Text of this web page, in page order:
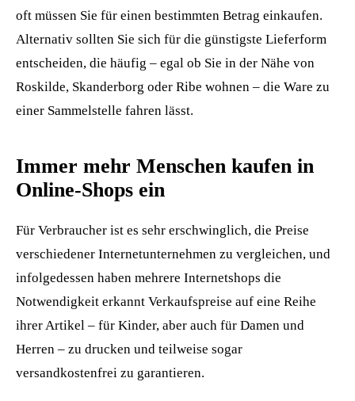
oft müssen Sie für einen bestimmten Betrag einkaufen.
Alternativ sollten Sie sich für die günstigste Lieferform
entscheiden, die häufig – egal ob Sie in der Nähe von
Roskilde, Skanderborg oder Ribe wohnen – die Ware zu
einer Sammelstelle fahren lässt.
Immer mehr Menschen kaufen in
Online-Shops ein
Für Verbraucher ist es sehr erschwinglich, die Preise
verschiedener Internetunternehmen zu vergleichen, und
infolgedessen haben mehrere Internetshops die
Notwendigkeit erkannt Verkaufspreise auf eine Reihe
ihrer Artikel – für Kinder, aber auch für Damen und
Herren – zu drucken und teilweise sogar
versandkostenfrei zu garantieren.